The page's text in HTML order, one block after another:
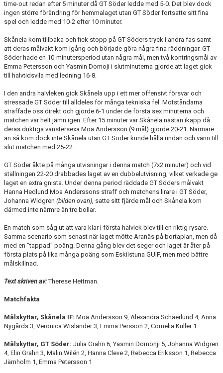
time-out redan efter 5 minuter då GT Söder ledde med 5-0. Det blev dock
ingen större förändring för hemmalaget utan GT Söder fortsatte sitt fina
spel och ledde med 10-2 efter 10 minuter.
Skånela kom tillbaka och fick stopp på GT Söders tryck i andra fas samt
att deras målvakt kom igång och började göra några fina räddningar. GT
Söder hade en 10-minutersperiod utan några mål, men två kontringsmål av
Emma Petersson och Yasmin Domoji i slutminuterna gjorde att laget gick
till halvtidsvila med ledning 16-8.
I den andra halvleken gick Skånela upp i ett mer offensivt försvar och
stressade GT Söder till alldeles för många tekniska fel. Motståndarna
straffade oss direkt och gjorde 6-1 under de första sex minuterna och
matchen var helt jämn igen. Efter 15 minuter var Skånela nästan ikapp då
deras duktiga vänstersexa Moa Andersson (9 mål) gjorde 20-21. Närmare
än så kom dock inte Skånela utan GT Söder kunde hålla undan och vann till
slut matchen med 25-22.
GT Söder åkte på många utvisningar i denna match (7x2 minuter) och vid
ställningen 22-20 drabbades laget av en dubbelutvisning, vilket verkade ge
laget en extra gnista. Under denna period räddade GT Söders målvakt
Hanna Hedlund Moa Anderssons straff och matchens lirare i GT Söder,
Johanna Widgren (bilden ovan), satte sitt fjärde mål och Skånela kom
därmed inte närmre än tre bollar.
En match som såg ut att vara klar i första halvlek blev till en riktig rysare.
Samma scenario som senast när laget mötte Aranäs på bortaplan, men då
med en "tappad" poäng. Denna gång blev det seger och laget är åter på
första plats på lika många poäng som Eskilstuna GUIF, men med bättre
målskillnad.
Text skriven av:Therese Hettman.
Matchfakta
Målskyttar, Skånela IF: Moa Andersson 9, Alexandra Schaerlund 4, Anna
Nygårds 3, Veronica Wislander 3, Emma Persson 2, Cornelia Küller 1.
Målskyttar, GT Söder: Julia Grahn 6, Yasmin Domonji 5, Johanna Widgren
4, Elin Grahn 3, Malin Wilén 2, Hanna Cleve 2, Rebecca Eriksson 1, Rebecca
Järnholm 1, Emma Petersson 1